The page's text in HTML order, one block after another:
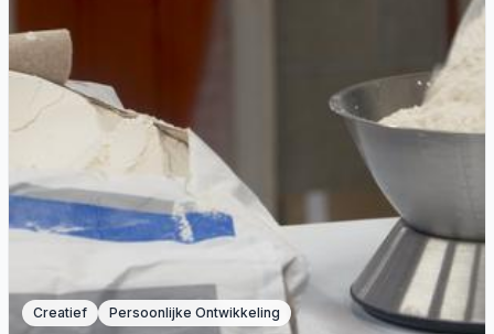
Creatief Persoonlijke Ontwikkeling